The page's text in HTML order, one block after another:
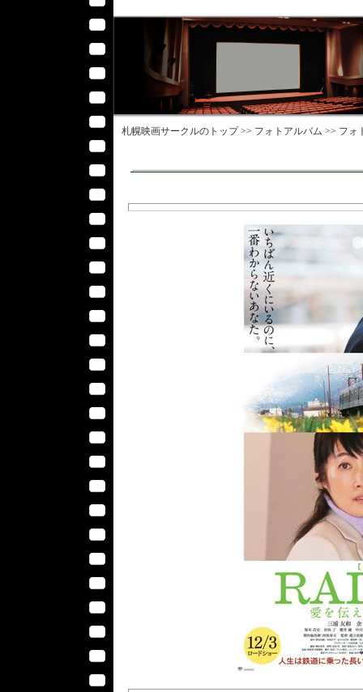
札幌映画サークルのトップ >> フォトアルバム >> フォ